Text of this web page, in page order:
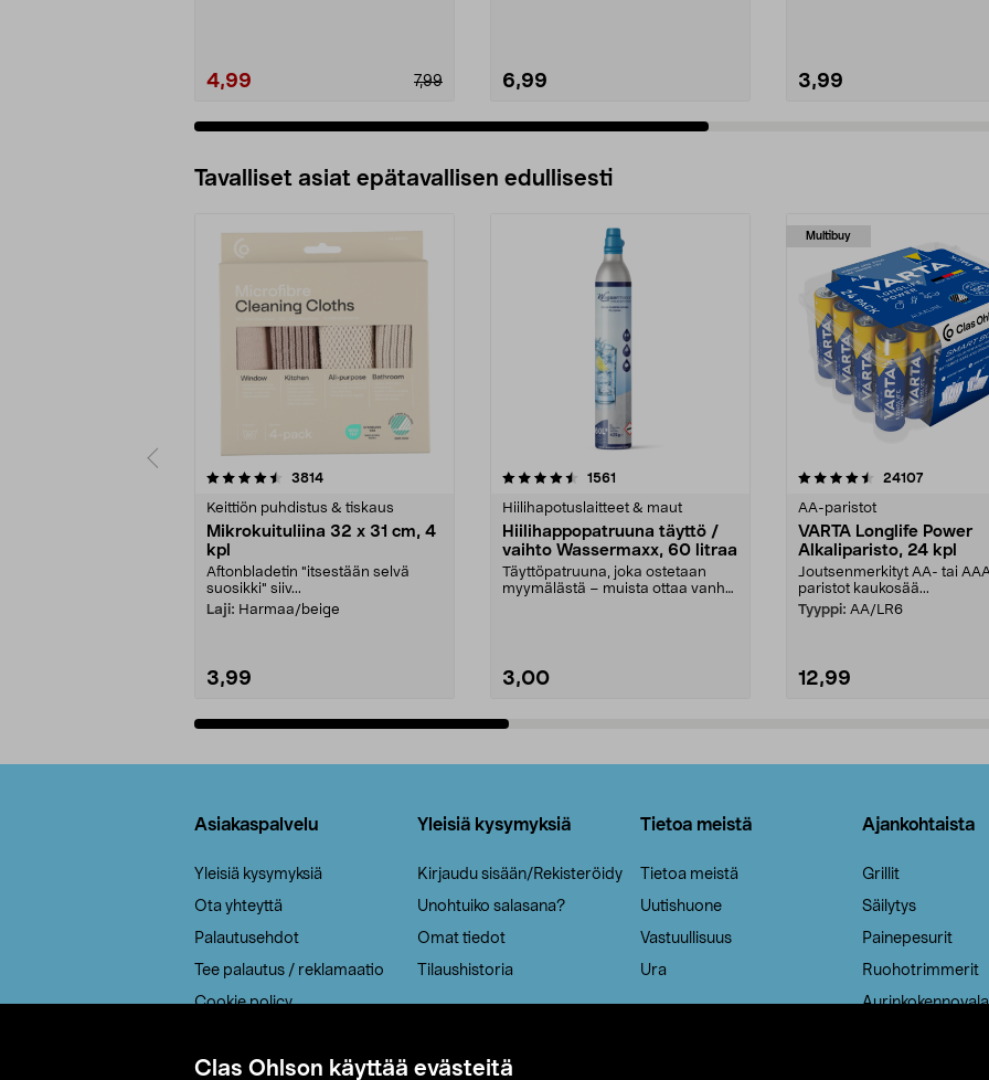
Clas Ohlson käyttää evästeitä
4,99 7,99 6,99 3,99
Tavalliset asiat epätavallisen edullisesti
3814arvostelut
Keittiön puhdistus & tiskaus
Mikrokuituliina 32 x 31 cm, 4
kpl
Aftonbladetin "itsestään selvä
suosikki" siiv...
Laji: Harmaa/beige
3,99
4.5viidestä
1561
Hiilihapotuslaitteet & maut
Hiilihappopatruuna täyttö /
vaihto Wassermaxx, 60 litraa
Täyttöpatruuna, joka ostetaan
myymälästä – muista ottaa vanha
3,00
Multibuy
4.5viidestä
24107arvostelut
AA-paristot
VARTA Longlife Power
Alkaliparisto, 24 kpl
Joutsenmerkityt AA- tai
paristot kaukosää...
Tyyppi: AA/LR6
12,99
4.5viidestä
Asiakaspalvelu
Yleisiä kysymyksiä
Ota yhteyttä
Palautusehdot
Tee palautus / reklamaatio
Cookie policy
Saavutettavuus
Yleisiä kysymyksiä
Kirjaudu sisään/Rekisteröidy
Unohtuiko salasana?
Omat tiedot
Tilaushistoria
Tietoa meistä
Tietoa meistä
Uutishuone
Vastuullisuus
Ura
Ajankohtaista
Grillit
Säilytys
Painepesurit
Ruohotrimmerit